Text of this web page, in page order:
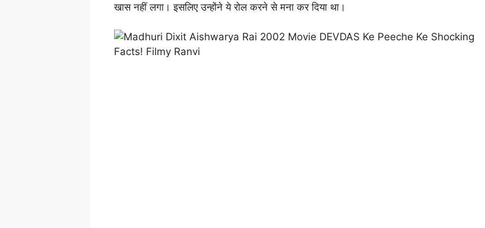
खास नहीं लगा। इसलिए उन्होंने ये रोल करने से मना कर दिया था।